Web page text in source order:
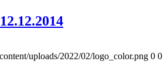
uploads/2022/02/logo_color.png 0 0